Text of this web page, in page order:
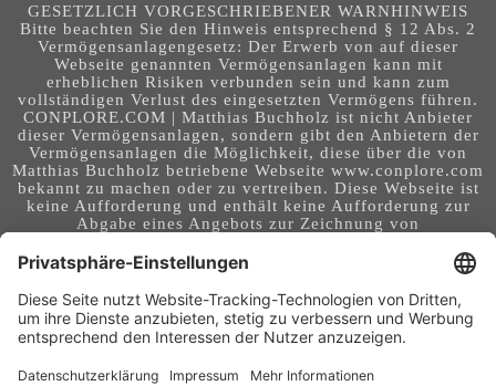
GESETZLICH VORGESCHRIEBENER WARNHINWEIS
Bitte beachten Sie den Hinweis entsprechend § 12 Abs. 2
Vermögensanlagengesetz: Der Erwerb von auf dieser
Webseite genannten Vermögensanlagen kann mit
erheblichen Risiken verbunden sein und kann zum
vollständigen Verlust des eingesetzten Vermögens führen.
CONPLORE.COM | Matthias Buchholz ist nicht Anbieter
dieser Vermögensanlagen, sondern gibt den Anbietern der
Vermögensanlagen die Möglichkeit, diese über die von
Matthias Buchholz betriebene Webseite www.conplore.com
bekannt zu machen oder zu vertreiben. Diese Webseite ist
keine Aufforderung und enthält keine Aufforderung zur
Abgabe eines Angebots zur Zeichnung von
über Vermögensanlagen. Die Webseite richtet sich an ein
internationales Publikum. Sie stellt keine Beratung,
Anlageberatung, Rechtsberatung, Steuerberatung,
Kaufaufforderung oder sonstige Empfehlung dar - es
handelt sich um Werbung. Ob die in auf dieser Webseite
genannten Informationen, Anlagemöglichkeiten,